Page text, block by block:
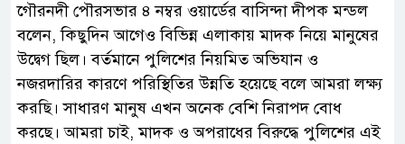
‎গৌরনদী পৌরসভার ৪ নম্বর ওয়ার্ডের বাসিন্দা দীপক মন্ডল
বলেন, কিছুদিন আগেও বিভিন্ন এলাকায় মাদক নিয়ে মানুষের
উদ্বেগ ছিল। বর্তমানে পুলিশের নিয়মিত অভিযান ও
নজরদারির কারণে পরিস্থিতির উন্নতি হয়েছে বলে আমরা লক্ষ্য
করছি। সাধারণ মানুষ এখন অনেক বেশি নিরাপদ বোধ
করছে। আমরা চাই, মাদক ও অপরাধের বিরুদ্ধে পুলিশের এই